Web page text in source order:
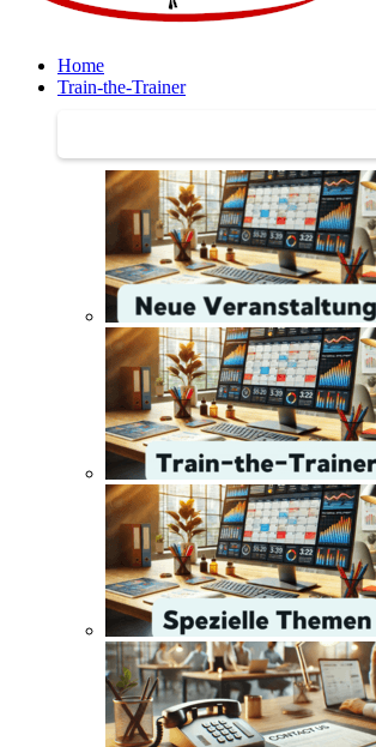
Home
Train-the-Trainer